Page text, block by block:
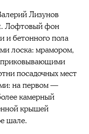
Лизунов
Лофтовый фон
и бетонного пола
лоска: мрамором,
приковывающими
посадочных мест
на первом —
камерный
крышей
шале.